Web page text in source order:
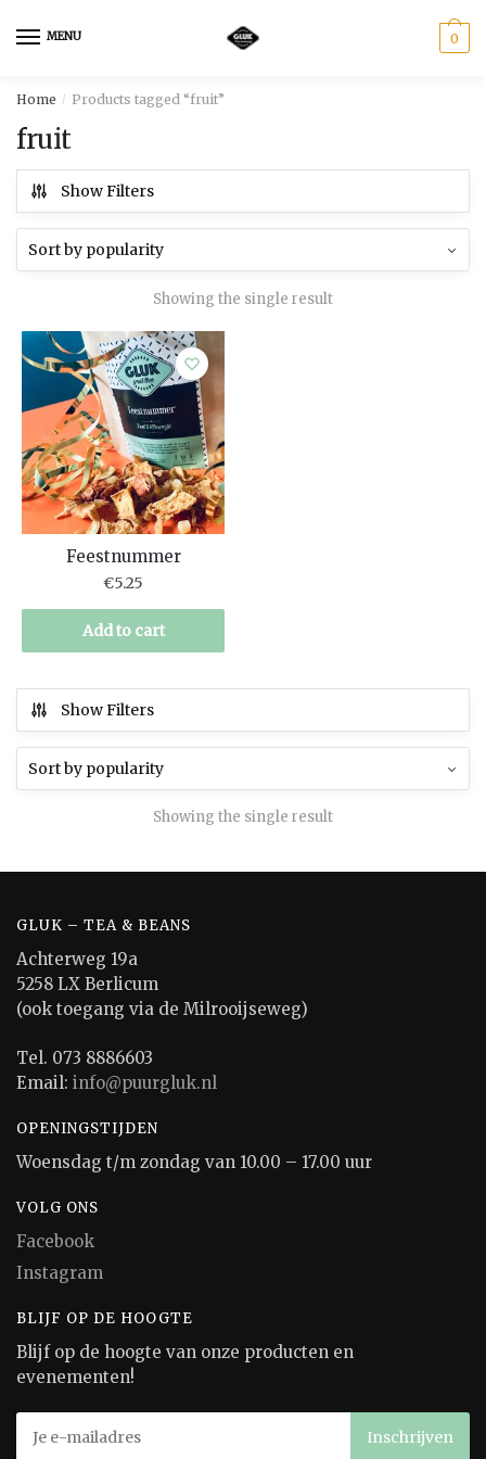
MENU 0
Home / Products tagged “fruit”
fruit
Show Filters
Showing the single result
Feestnummer
€5.25
Add to cart
Show Filters
Showing the single result
GLUK – TEA & BEANS
Achterweg 19a
5258 LX Berlicum
(ook toegang via de Milrooijseweg)
Tel. 073 8886603
Email: info@puurgluk.nl
OPENINGSTIJDEN
Woensdag t/m zondag van 10.00 – 17.00 uur
VOLG ONS
Facebook
Instagram
BLIJF OP DE HOOGTE
Blijf op de hoogte van onze producten en
evenementen!